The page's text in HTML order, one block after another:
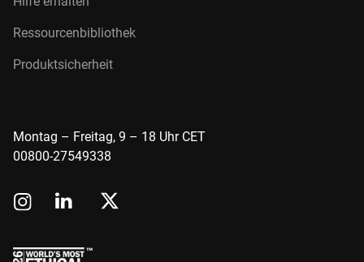
Ressourcenbibliothek
Produktsicherheit
Montag – Freitag, 9 – 18 Uhr CET
00800-27549338